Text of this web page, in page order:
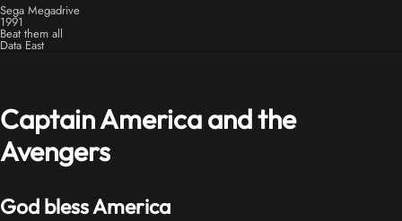
Sega Megadrive
1991
Beat them all
Data East
Captain America and the
Avengers
God bless America